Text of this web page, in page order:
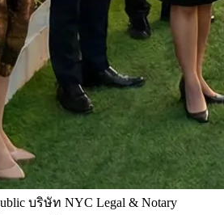
บริษัท NYC Legal & Notary